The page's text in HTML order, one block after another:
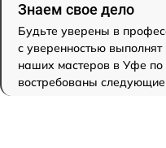
Знаем свое дело
Будьте уверены в
с уверенностью
наших мастеров в Уфе по
востребованы следующие